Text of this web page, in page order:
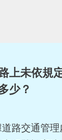
上未依規
少？
道路交通管